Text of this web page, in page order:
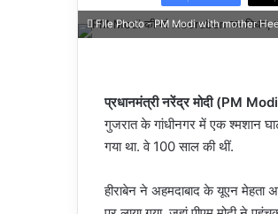
File Photo - PM Modi with mother
प्रधानमंत्री नरेंद्र मोदी (PM
गुजरात के गांधीनगर में एक श्मशान
गया था. वे 100 साल की थीं.
हीराबेन ने अहमदाबाद के यूएन मेहता